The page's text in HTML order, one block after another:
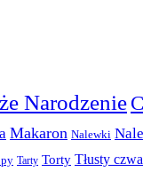
Narodzenie
Makaron Nalewki
Tarty Torty Tłusty